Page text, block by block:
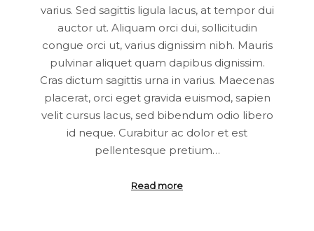
varius. Sed sagittis ligula lacus, at tempor dui
auctor ut. Aliquam orci dui, sollicitudin
congue orci ut, varius dignissim nibh. Mauris
pulvinar aliquet quam dapibus dignissim.
Cras dictum sagittis urna in varius. Maecenas
placerat, orci eget gravida euismod, sapien
velit cursus lacus, sed bibendum odio libero
id neque. Curabitur ac dolor et est
pellentesque pretium…
Read more